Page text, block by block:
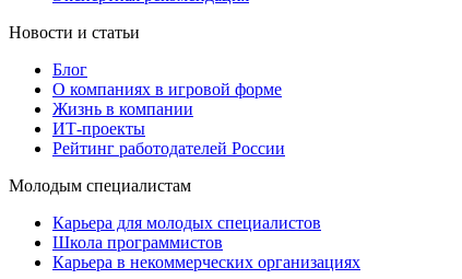
Новости и статьи
Блог
О компаниях в игровой форме
Жизнь в компании
ИТ-проекты
Рейтинг работодателей России
Молодым специалистам
Карьера для молодых специалистов
Школа программистов
Карьера в некоммерческих организациях